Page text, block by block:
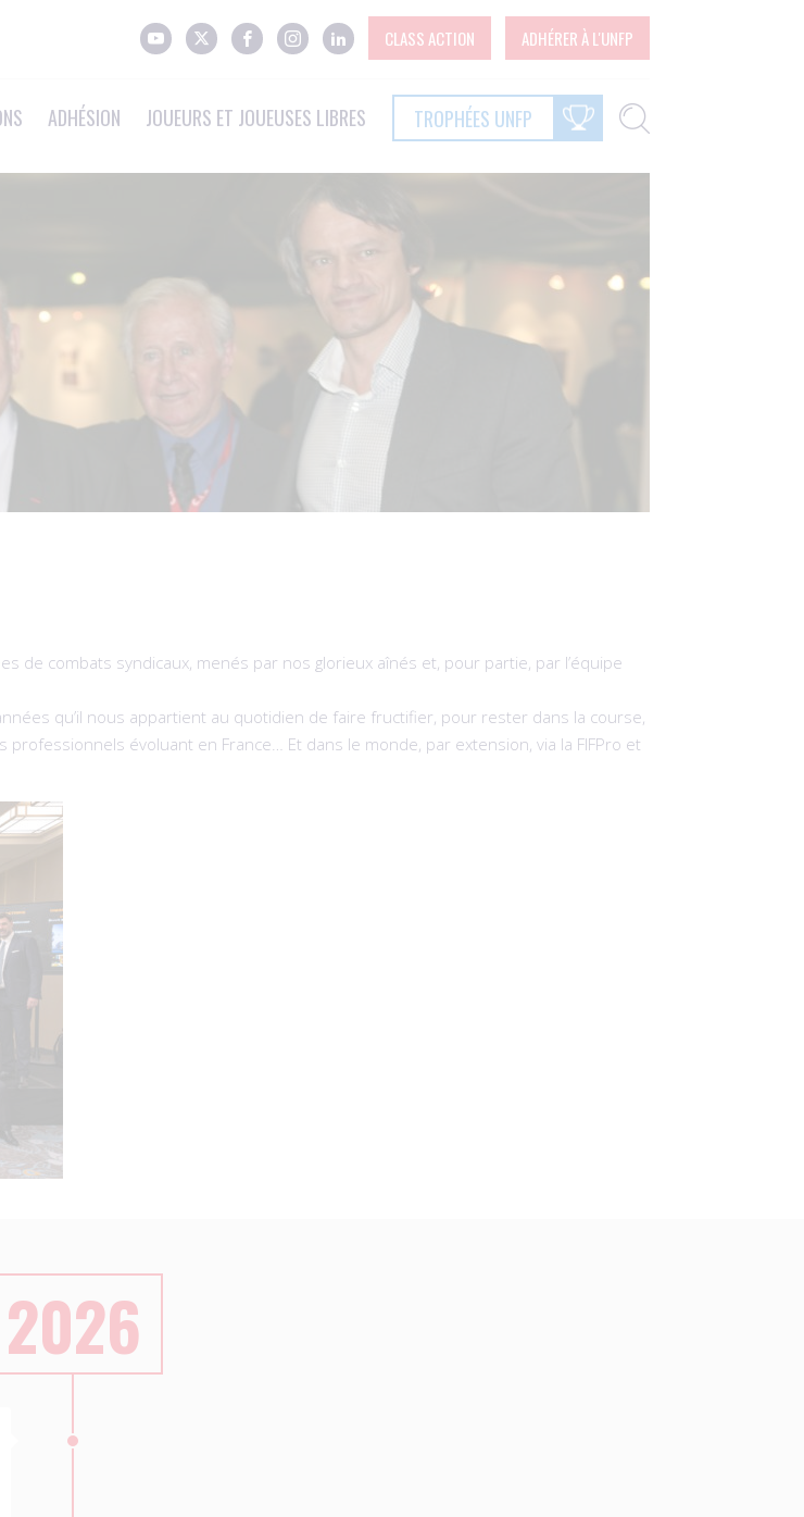
CLASS ACTION ADHÉRER À L'UNFP
ADHÉSION JOUEURS ET JOUEUSES LIBRES TROPHÉES UNFP
de combats syndicaux, menés par nos glorieux aînés et, pour partie, par l’équipe
qu’il nous appartient au quotidien de faire fructifier, pour rester dans la course,
évoluant en France… Et dans le monde, par extension, via la FIFPro et
2026